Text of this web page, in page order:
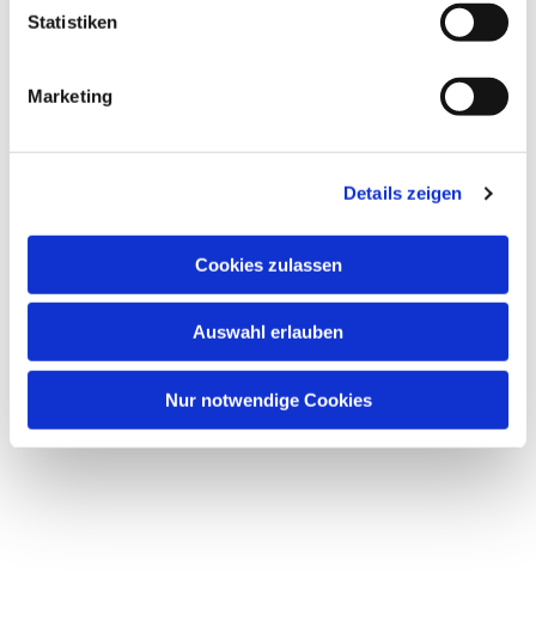
Statistiken
Marketing
Details zeigen
Cookies zulassen
Auswahl erlauben
Nur notwendige Cookies
interessieren